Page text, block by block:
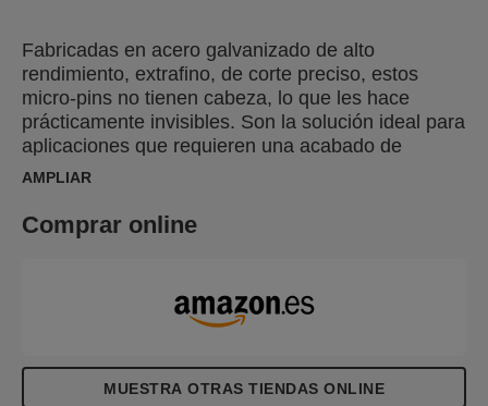
Fabricadas en acero galvanizado de alto
rendimiento, extrafino, de corte preciso, estos
micro-pins no tienen cabeza, lo que les hace
prácticamente invisibles. Son la solución ideal para
aplicaciones que requieren una acabado de
precisión extrema, como molduras finas, marcos
muebles.
AMPLIAR
Comprar online
MUESTRA OTRAS TIENDAS ONLINE